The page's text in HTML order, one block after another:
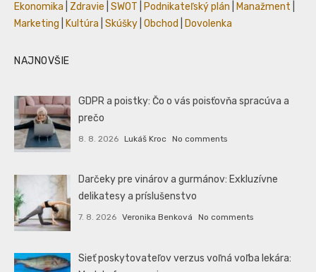
Ekonomika
Zdravie SWOT Podnikateľský plán Manažment
Marketing
Kultúra Skúšky Obchod Dovolenka
NAJNOVŠIE
GDPR a poistky: Čo o vás poisťovňa spracúva a
prečo
8. 8. 2026 Lukáš Kroc No comments
Darčeky pre vinárov a gurmánov: Exkluzívne
delikatesy a príslušenstvo
7. 8. 2026 Veronika Benková No comments
Sieť poskytovateľov verzus voľná voľba lekára: